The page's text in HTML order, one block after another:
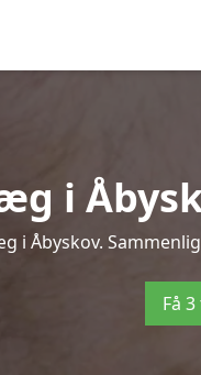
i
i Åbyskov.
Få